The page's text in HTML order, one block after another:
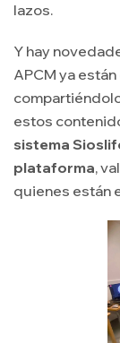
lazos.
Y hay
APCM ya
estos
sistema
plataforma,
quienes están